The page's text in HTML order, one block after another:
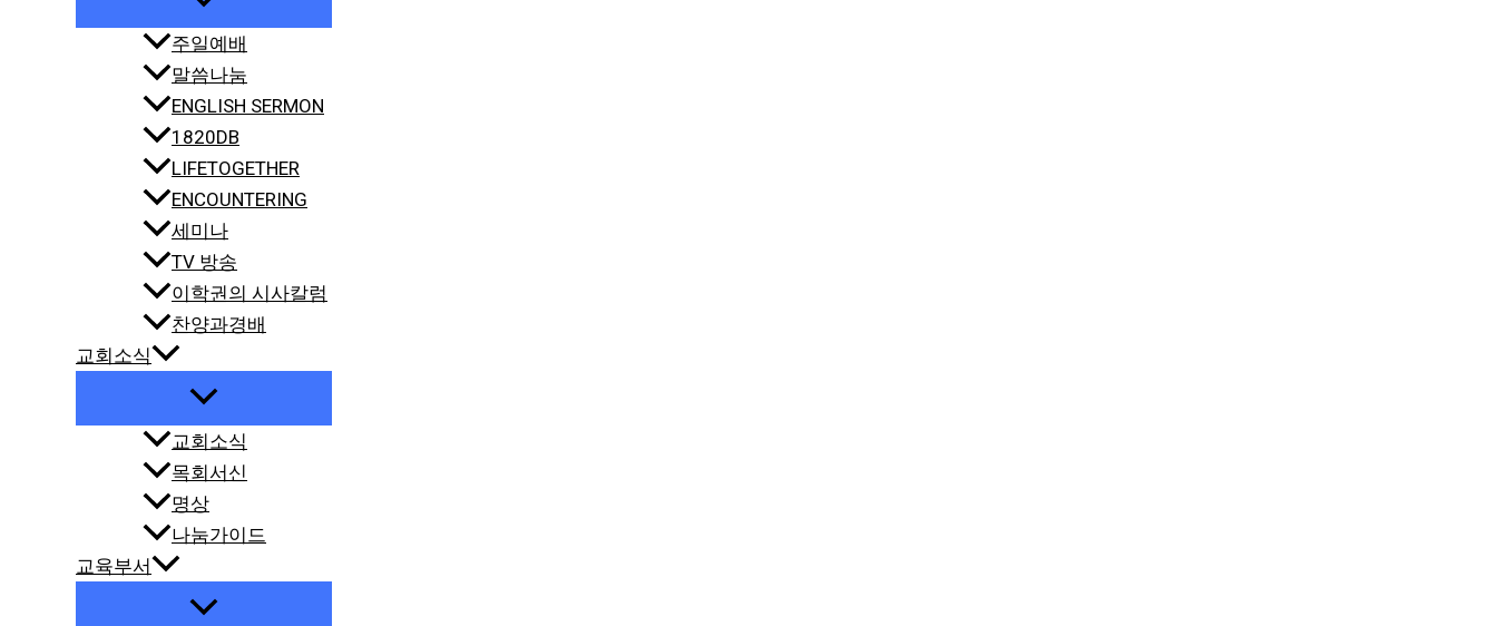
주일예배
말씀나눔
ENGLISH SERMON
1820DB
LIFETOGETHER
ENCOUNTERING
세미나
TV 방송
이학권의 시사칼럼
찬양과경배
교회소식
교회소식
목회서신
명상
나눔가이드
교육부서